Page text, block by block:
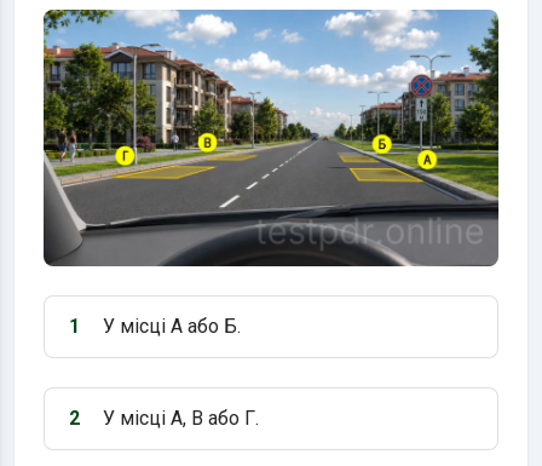
Варіант 1:
1 У місці А або Б.
Варіант 2:
2 У місці А, В або Г.